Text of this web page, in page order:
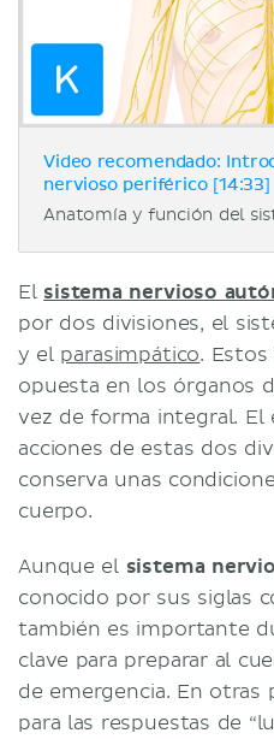
Video recomendado:
nervioso periférico [14:33]
Anatomía y función del
El sistema nervioso
por dos divisiones, el
y el parasimpático.
opuesta en los órganos
vez de forma integral.
acciones de estas dos
conserva unas
cuerpo.
Aunque el sistema
conocido por sus siglas
también es importante
clave para preparar al
de emergencia. En otras
para las respuestas de